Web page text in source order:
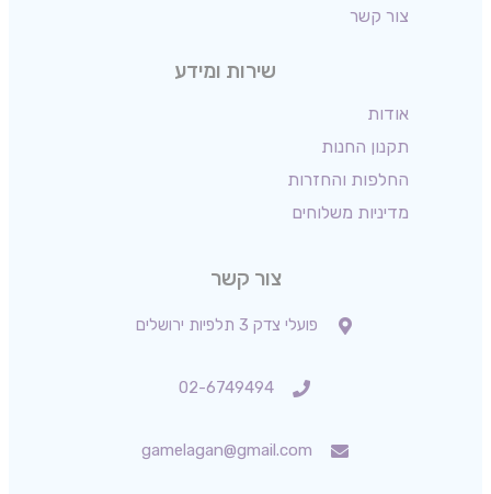
צור קשר
שירות ומידע
אודות
תקנון החנות
החלפות והחזרות
מדיניות משלוחים
צור קשר
פועלי צדק 3 תלפיות ירושלים
02-6749494
gamelagan@gmail.com